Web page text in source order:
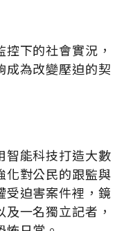
下的社會實況，
成為改變壓迫的契
智能科技打造大數
化對公民的跟監與
受迫害案件裡，鏡
一名獨立記者，